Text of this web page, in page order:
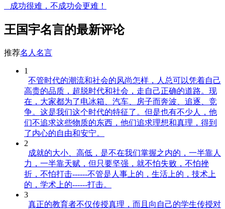
成功很难，不成功会更难！
王国宇名言的最新评论
推荐名人名言
1
不管时代的潮流和社会的风尚怎样，人总可以凭着自己
高贵的品质，超脱时代和社会，走自己正确的道路。现
在，大家都为了电冰箱、汽车、房子而奔波、追逐、竞
争。这是我们这个时代的特征了。但是也有不少人，他
们不追求这些物质的东西，他们追求理想和真理，得到
了内心的自由和安宁。
2
成就的大小、高低，是不在我们掌握之内的，一半靠人
力，一半靠天赋，但只要坚强，就不怕失败，不怕挫
折，不怕打击------不管是人事上的，生活上的，技术上
的，学术上的------打击。
3
真正的教育者不仅传授真理，而且向自己的学生传授对